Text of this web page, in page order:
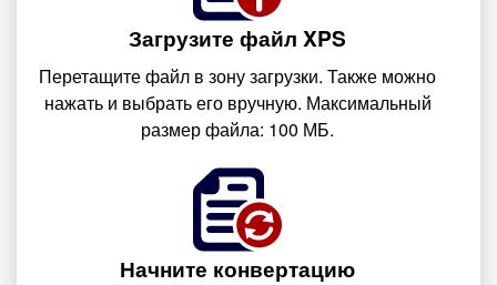
Загрузите файл XPS
Перетащите файл в зону загрузки. Также можно
нажать и выбрать его вручную. Максимальный
размер файла: 100 МБ.
Начните конвертацию